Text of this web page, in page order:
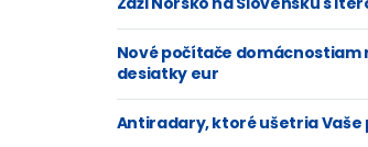
Nové počítače domácnostiam
desiatky eur
Antiradary, ktoré ušetria Vaše